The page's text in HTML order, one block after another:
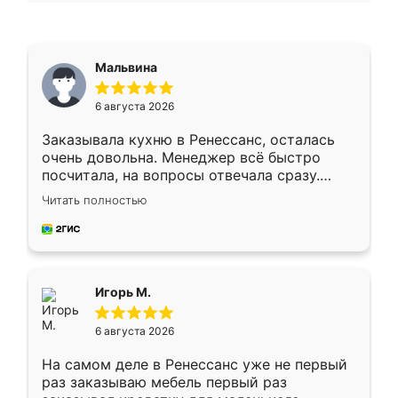
Мальвина
6 августа 2026
Заказывала кухню в Ренессанс, осталась
очень довольна. Менеджер всё быстро
посчитала, на вопросы отвечала сразу.
Замерщик приехал в субботу, подошёл к
делу со всей ответственностью. Собрали
за день, ребята работали аккуратно, даже
Читать полностью
Игорь М.
6 августа 2026
На самом деле в Ренессанс уже не первый
раз заказываю мебель первый раз